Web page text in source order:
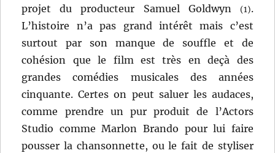
projet du producteur Samuel Goldwyn
(1).
L’histoire n’a pas grand intérêt mais c’est
surtout par son manque de souffle et de
cohésion que le film est très en deçà des
grandes comédies musicales des années
cinquante. Certes on peut saluer les audaces,
comme prendre un pur produit de l’Actors
Studio comme Marlon Brando pour lui faire
pousser la chansonnette, ou le fait de styliser